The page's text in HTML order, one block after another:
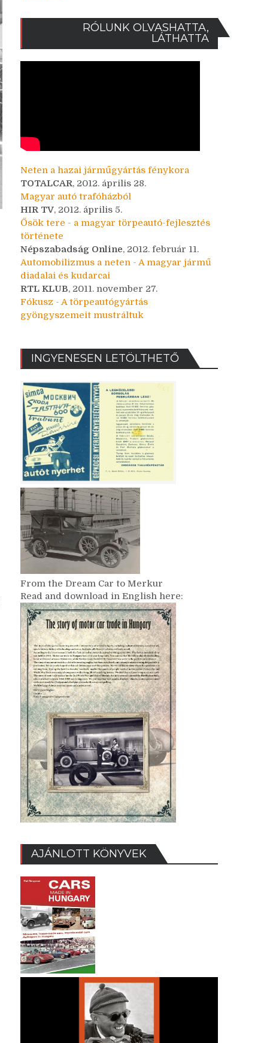
RÓLUNK OLVASHATTA,
LÁTHATTA
Neten a hazai járműgyártás fénykora
TOTALCAR, 2012. április 28.
Magyar autó trafóházból
HIR TV, 2012. április 5.
Ősök tere - a magyar törpeautó-fejlesztés
története
Népszabadság Online, 2012. február 11.
Automobilizmus a neten - A magyar jármű
diadalai és kudarcai
RTL KLUB, 2011. november 27.
Fókusz - A törpeautógyártás
gyöngyszemeit mustráltuk
INGYENESEN LETÖLTHETŐ
From the Dream Car to Merkur
Read and download in English here:
AJÁNLOTT KÖNYVEK